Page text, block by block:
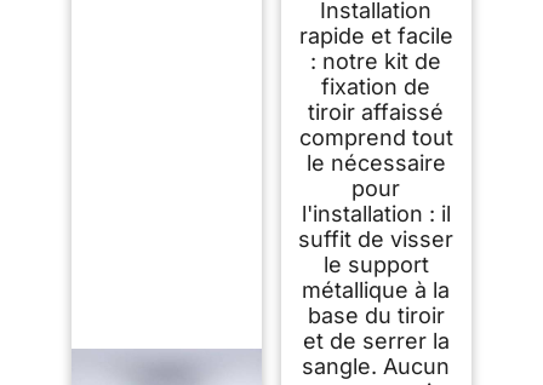
Installation
rapide et facile
: notre kit de
fixation de
tiroir affaissé
comprend tout
le nécessaire
pour
l'installation : il
suffit de visser
le support
métallique à la
base du tiroir
et de serrer la
sangle. Aucun